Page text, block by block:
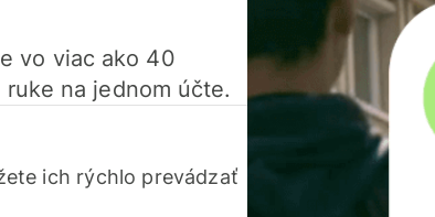
vo viac ako 40
na jednom účte.
ich rýchlo prevádzať